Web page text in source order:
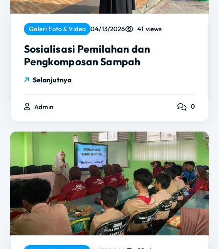
Galeri Foto & Video 04/13/2026 41 views
Sosialisasi Pemilahan dan
Pengkomposan Sampah
Selanjutnya
Admin 0